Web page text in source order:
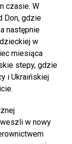
czasie. W
Don, gdzie
następnie
w
miesiąca
stepy, gdzie
i Ukraińskiej
w nowy